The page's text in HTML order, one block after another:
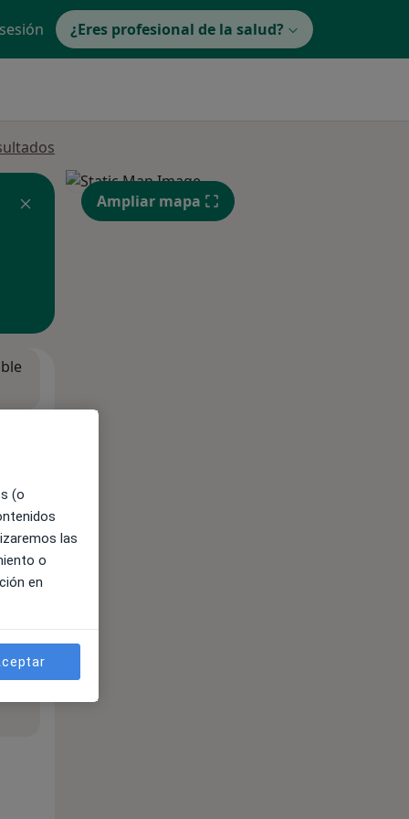
¿Eres profesional de la salud?
Ampliar mapa
(o
las
o
en